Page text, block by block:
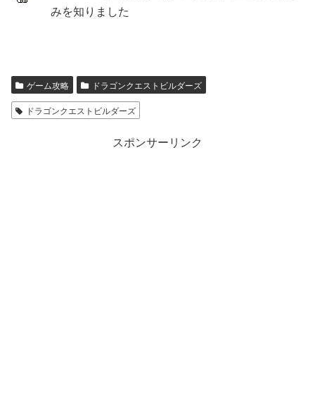
みを知りました
ゲーム攻略 ドラゴンクエストビルダーズ
ドラゴンクエストビルダーズ
スポンサーリンク